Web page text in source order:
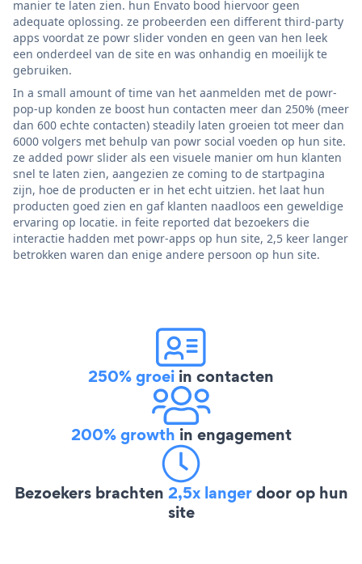
manier te laten zien. hun Envato bood hiervoor geen
adequate oplossing. ze probeerden een different third-party
apps voordat ze powr slider vonden en geen van hen leek
een onderdeel van de site en was onhandig en moeilijk te
gebruiken.
In a small amount of time van het aanmelden met de powr-
pop-up konden ze boost hun contacten meer dan 250% (meer
dan 600 echte contacten) steadily laten groeien tot meer dan
6000 volgers met behulp van powr social voeden op hun site.
ze added powr slider als een visuele manier om hun klanten
snel te laten zien, aangezien ze coming to de startpagina
zijn, hoe de producten er in het echt uitzien. het laat hun
producten goed zien en gaf klanten naadloos een geweldige
ervaring op locatie. in feite reported dat bezoekers die
interactie hadden met powr-apps op hun site, 2,5 keer langer
betrokken waren dan enige andere persoon op hun site.
250% groei in contacten
200% growth in engagement
Bezoekers brachten 2,5x langerdoor op hun
site